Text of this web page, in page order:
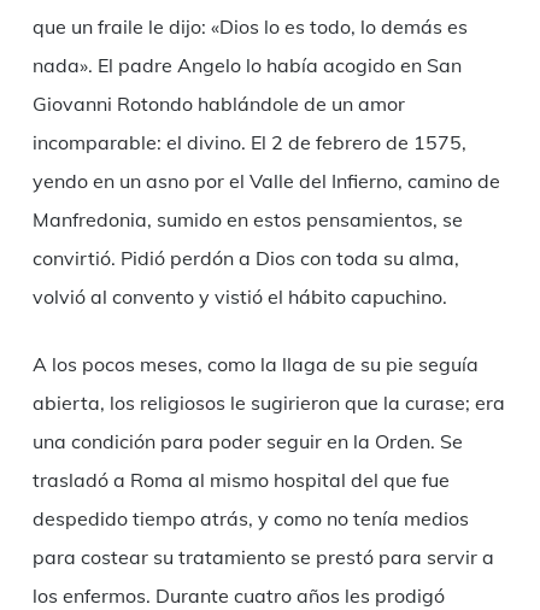
que un fraile le dijo: «Dios lo es todo, lo demás es
nada». El padre Angelo lo había acogido en San
Giovanni Rotondo hablándole de un amor
incomparable: el divino. El 2 de febrero de 1575,
yendo en un asno por el Valle del Infierno, camino de
Manfredonia, sumido en estos pensamientos, se
convirtió. Pidió perdón a Dios con toda su alma,
volvió al convento y vistió el hábito capuchino.
A los pocos meses, como la llaga de su pie seguía
abierta, los religiosos le sugirieron que la curase; era
una condición para poder seguir en la Orden. Se
trasladó a Roma al mismo hospital del que fue
despedido tiempo atrás, y como no tenía medios
para costear su tratamiento se prestó para servir a
los enfermos. Durante cuatro años les prodigó